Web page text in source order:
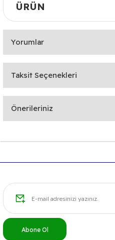
ÜRÜN
Yorumlar
Bu ürüne ilk
Taksit Seçenekleri
Önerileriniz
Ürün bilgilerinde hatalar
Ürün fiyatı diğer sitelerden
Abone Ol